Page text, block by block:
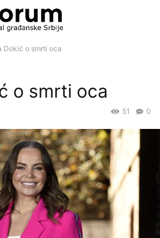
Dokić o smrti oca
o smrti oca
0
51